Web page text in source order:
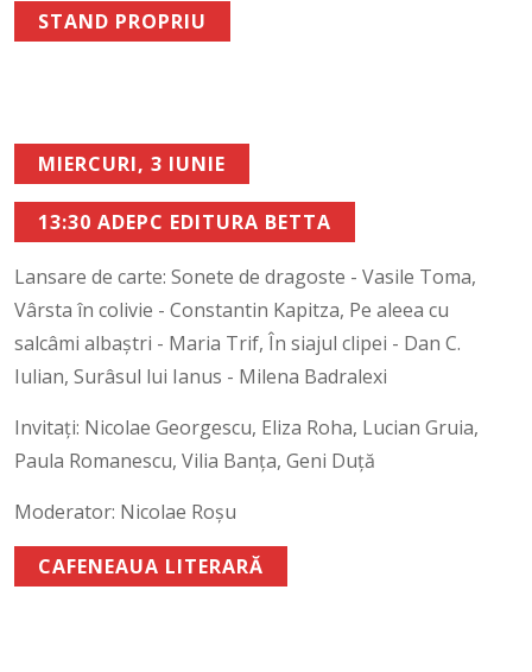
STAND PROPRIU
MIERCURI, 3 IUNIE
13:30 ADEPC EDITURA BETTA
Lansare de carte: Sonete de dragoste - Vasile Toma,
Vârsta în colivie - Constantin Kapitza, Pe aleea cu
salcâmi albaștri - Maria Trif, În siajul clipei - Dan C.
Iulian, Surâsul lui Ianus - Milena Badralexi
Invitați: Nicolae Georgescu, Eliza Roha, Lucian Gruia,
Paula Romanescu, Vilia Banța, Geni Duță
Moderator: Nicolae Roșu
CAFENEAUA LITERARĂ